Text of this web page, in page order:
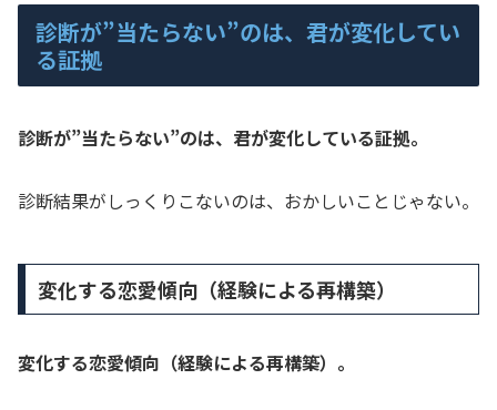
診断が”当たらない”のは、君が変化してい
る証拠
診断が”当たらない”のは、君が変化している証拠。
診断結果がしっくりこないのは、おかしいことじゃない。
変化する恋愛傾向（経験による再構築）
変化する恋愛傾向（経験による再構築）。